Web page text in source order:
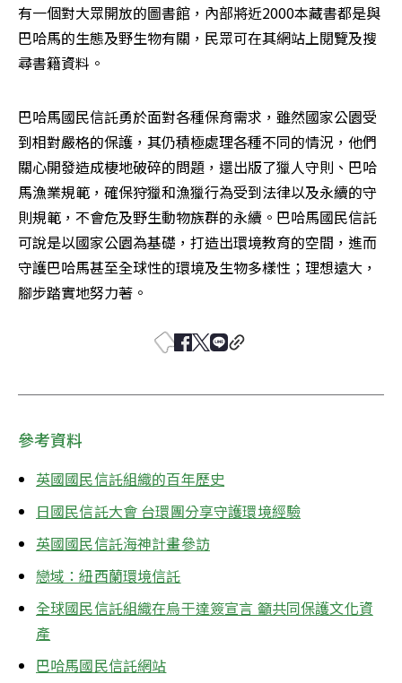
有一個對大眾開放的圖書館，內部將近2000本藏書都是與
巴哈馬的生態及野生物有關，民眾可在其網站上閱覽及搜
尋書籍資料。
巴哈馬國民信託勇於面對各種保育需求，雖然國家公園受
到相對嚴格的保護，其仍積極處理各種不同的情況，他們
關心開發造成棲地破碎的問題，還出版了獵人守則、巴哈
馬漁業規範，確保狩獵和漁獵行為受到法律以及永續的守
則規範，不會危及野生動物族群的永續。巴哈馬國民信託
可說是以國家公園為基礎，打造出環境教育的空間，進而
守護巴哈馬甚至全球性的環境及生物多樣性；理想遠大，
腳步踏實地努力著。
參考資料
英國國民信託組織的百年歷史
日國民信託大會 台環團分享守護環境經驗
英國國民信託海神計畫參訪
戀域：紐西蘭環境信託
全球國民信託組織在烏干達簽宣言 籲共同保護文化資
產
巴哈馬國民信託網站